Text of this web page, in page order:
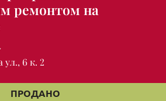
ремонтом на
ул., 6 к. 2
ПРОДАНО